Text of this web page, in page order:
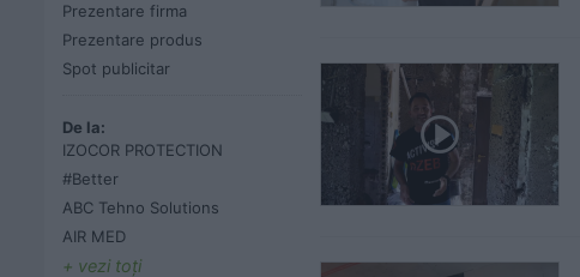
Prezentare firma
Prezentare produs
Spot publicitar
De la:
IZOCOR PROTECTION
#Better
ABC Tehno Solutions
AIR MED
vezi toţi